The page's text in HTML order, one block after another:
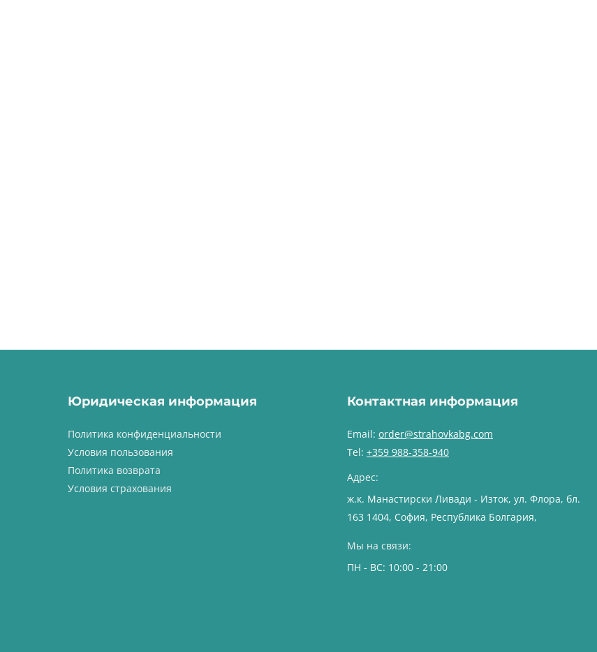
Юридическая информация
Политика конфиденциальности
Условия пользования
Политика возврата
Условия страхования
Контактная информация
Email: order@strahovkabg.com
Tel: +359 988-358-940
Адрес:
ж.к. Манастирски Ливади - Изток, ул. Флора, бл.
163 1404, София, Республика Болгария,
Мы на связи:
ПН - ВС: 10:00 - 21:00